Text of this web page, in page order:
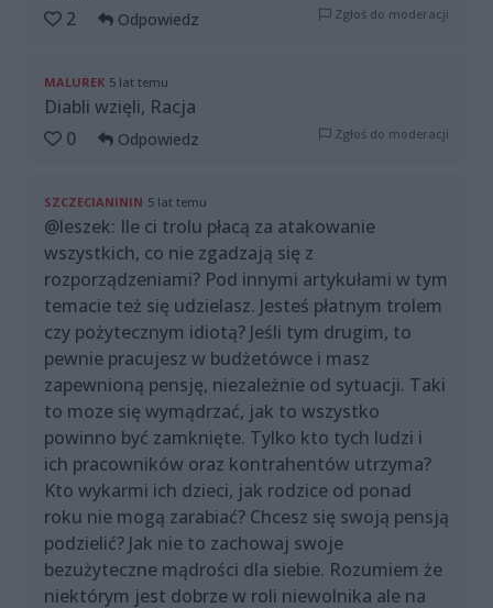
2
Odpowiedz Zgłoś do moderacji
MALUREK 5 lat temu
Diabli wzięli, Racja
0
Odpowiedz Zgłoś do moderacji
SZCZECIANININ 5 lat temu
@leszek: Ile ci trolu płacą za atakowanie
wszystkich, co nie zgadzają się z
rozporządzeniami? Pod innymi artykułami w tym
temacie też się udzielasz. Jesteś płatnym trolem
czy pożytecznym idiotą? Jeśli tym drugim, to
pewnie pracujesz w budżetówce i masz
zapewnioną pensję, niezależnie od sytuacji. Taki
to moze się wymądrzać, jak to wszystko
powinno być zamknięte. Tylko kto tych ludzi i
ich pracowników oraz kontrahentów utrzyma?
Kto wykarmi ich dzieci, jak rodzice od ponad
roku nie mogą zarabiać? Chcesz się swoją pensją
podzielić? Jak nie to zachowaj swoje
bezużyteczne mądrości dla siebie. Rozumiem że
niektórym jest dobrze w roli niewolnika ale na